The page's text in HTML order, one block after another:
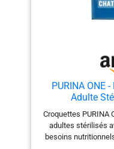
PURINA ONE
Adulte
Croquettes PURINA
adultes stérilisés
besoins